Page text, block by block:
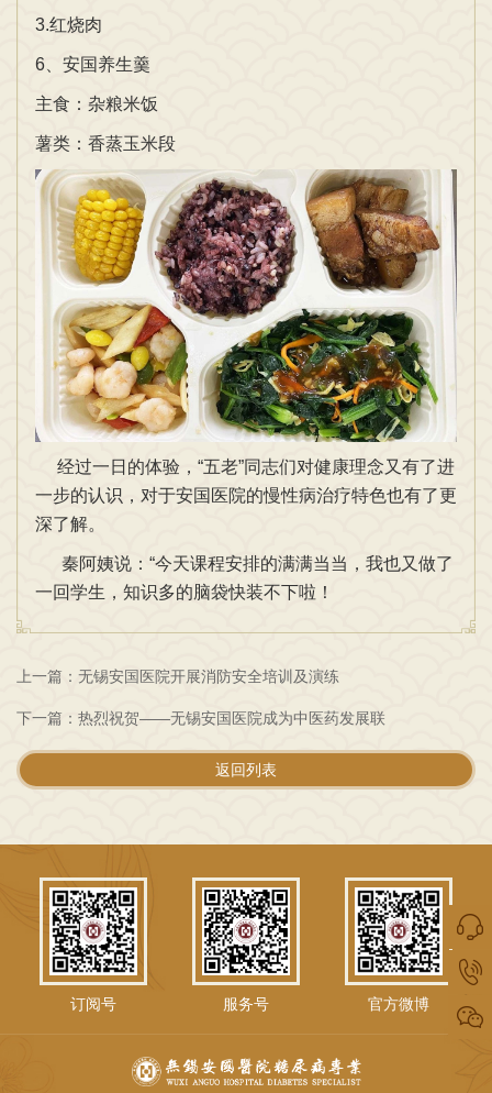
3.红烧肉
6、安国养生羹
主食：杂粮米饭
薯类：香蒸玉米段
经过一日的体验，“五老”同志们对健康理念又有了进
一步的认识，对于安国医院的慢性病治疗特色也有了更
深了解。
秦阿姨说：“今天课程安排的满满当当，我也又做了
一回学生，知识多的脑袋快装不下啦！
上一篇：无锡安国医院开展消防安全培训及演练
下一篇：热烈祝贺——无锡安国医院成为中医药发展联
返回列表
订阅号 服务号 官方微博